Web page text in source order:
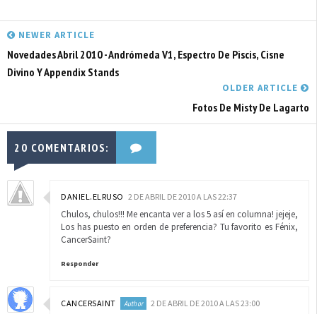
NEWER ARTICLE
Novedades Abril 2010 - Andrómeda V1, Espectro De Piscis, Cisne
Divino Y Appendix Stands
OLDER ARTICLE
Fotos De Misty De Lagarto
20 COMENTARIOS:
DANIEL.ELRUSO 2 DE ABRIL DE 2010 A LAS 22:37
Chulos, chulos!!! Me encanta ver a los 5 así en columna! jejeje,
Los has puesto en orden de preferencia? Tu favorito es Fénix,
CancerSaint?
Responder
CANCERSAINT 2 DE ABRIL DE 2010 A LAS 23:00